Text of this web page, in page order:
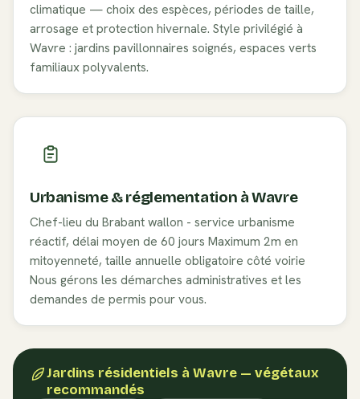
climatique — choix des espèces, périodes de taille,
arrosage et protection hivernale. Style privilégié à
Wavre : jardins pavillonnaires soignés, espaces verts
familiaux polyvalents.
Urbanisme & réglementation àWavre
Chef-lieu du Brabant wallon - service urbanisme
réactif, délai moyen de 60 jours Maximum 2m en
mitoyenneté, taille annuelle obligatoire côté voirie
Nous gérons les démarches administratives et les
demandes de permis pour vous.
Jardins résidentiels à Wavre — végétaux
recommandés